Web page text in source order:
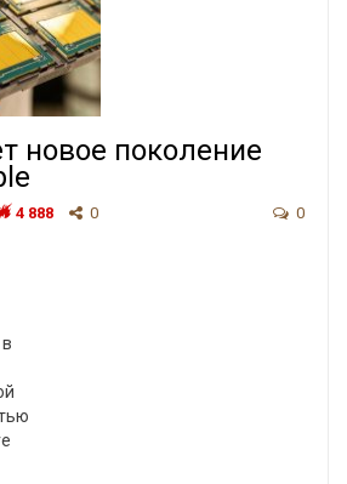
новое поколение
4 888 0 0